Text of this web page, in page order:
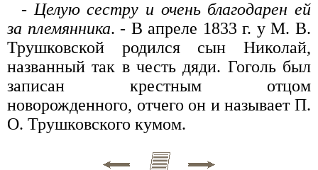
- Целую сестру и очень благодарен ей
за племянника. - В апреле 1833 г. у М. В.
Трушковской родился сын Николай,
названный так в честь дяди. Гоголь был
записан крестным отцом
новорожденного, отчего он и называет П.
О. Трушковского кумом.